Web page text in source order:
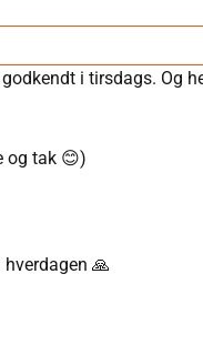
i tirsdags. Og
og tak 😊)
🙏